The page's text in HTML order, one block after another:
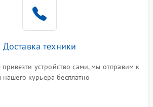
Доставка техники
устройство сами, мы отправим к
нашего курьера бесплатно